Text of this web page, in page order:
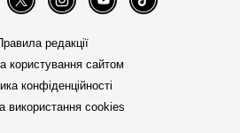
Twitter InstagramYouTube TikTok
редакції
користування сайтом
конфіденційності
використання cookies